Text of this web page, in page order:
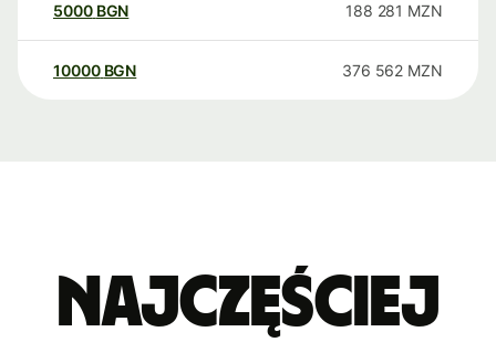
5000 BGN 188 281 MZN
10000 BGN 376 562 MZN
Najczęściej